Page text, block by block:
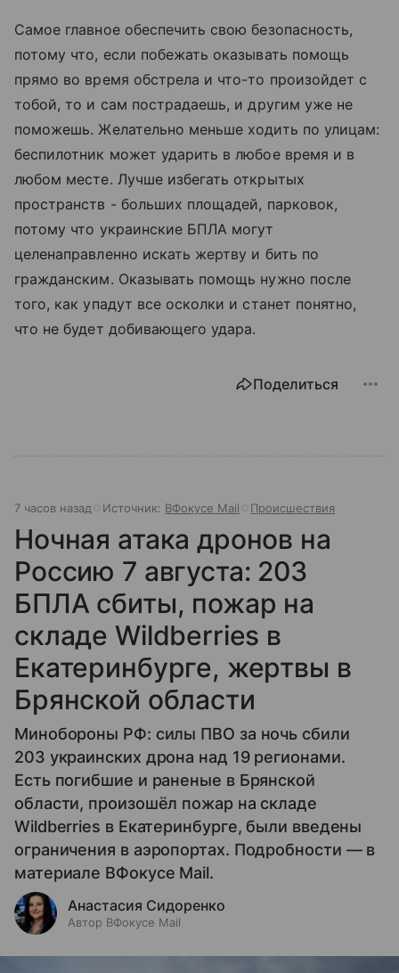
Самое главное обеспечить свою безопасность,
потому что, если побежать оказывать помощь
прямо во время обстрела и что-то произойдет с
тобой, то и сам пострадаешь, и другим уже не
поможешь. Желательно меньше ходить по улицам:
беспилотник может ударить в любое время и в
любом месте. Лучше избегать открытых
пространств - больших площадей, парковок,
потому что украинские БПЛА могут
целенаправленно искать жертву и бить по
гражданским. Оказывать помощь нужно после
того, как упадут все осколки и станет понятно,
что не будет добивающего удара.
Поделиться
7 часов назад Источник: ВФокусе Mail Происшествия
Ночная атака дронов на
Россию 7 августа: 203
БПЛА сбиты, пожар на
складе Wildberries в
Екатеринбурге, жертвы в
Брянской области
Минобороны РФ: силы ПВО за ночь сбили
203 украинских дрона над 19 регионами.
Есть погибшие и раненые в Брянской
области, произошёл пожар на складе
Wildberries в Екатеринбурге, были введены
ограничения в аэропортах. Подробности — в
материале ВФокусе Mail.
Анастасия Сидоренко
Автор ВФокусе Mail